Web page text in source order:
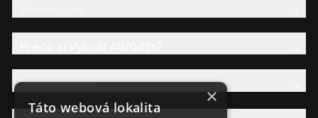
Právna Sekcia
×
Táto webová lokalita